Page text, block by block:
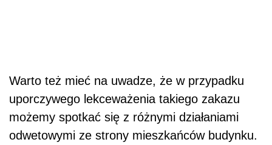
Warto też mieć na uwadze, że w przypadku
uporczywego lekceważenia takiego zakazu
możemy spotkać się z różnymi działaniami
odwetowymi ze strony mieszkańców budynku.